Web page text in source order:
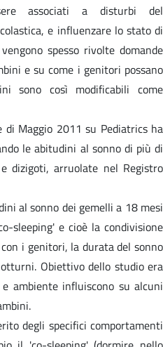
associati a disturbi del
e influenzare lo stato di
spesso rivolte domande
e su come i genitori possano
sono così modificabili come
di Maggio 2011 su Pediatrics ha
le abitudini al sonno di più di
dizigoti, arruolate nel Registro
al sonno dei gemelli a 18 mesi
sleeping' e cioè la condivisione
i genitori, la durata del sonno
Obiettivo dello studio era
ambiente influiscono su alcuni
degli specifici comportamenti